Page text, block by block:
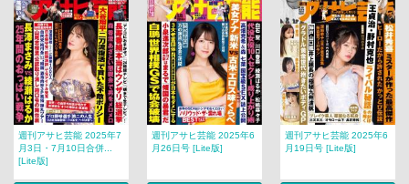
週刊アサヒ芸能 2025年7
月3日・7月10日合併...
[Lite版]
週刊アサヒ芸能 2025年6
月26日号 [Lite版]
週刊アサヒ芸能 2025年6
月19日号 [Lite版]